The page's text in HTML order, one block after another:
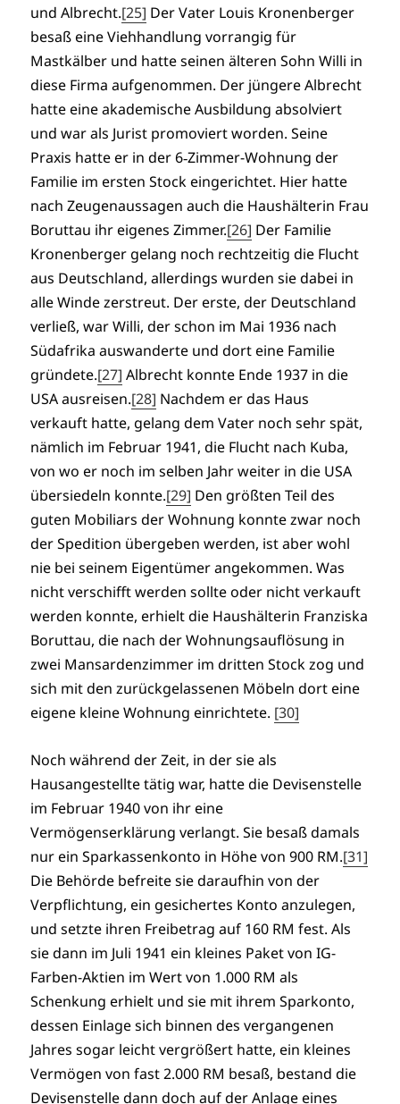
und Albrecht.[25] Der Vater Louis Kronenberger
besaß eine Viehhandlung vorrangig für
Mastkälber und hatte seinen älteren Sohn Willi in
diese Firma aufgenommen. Der jüngere Albrecht
hatte eine akademische Ausbildung absolviert
und war als Jurist promoviert worden. Seine
Praxis hatte er in der 6‑Zimmer-Wohnung der
Familie im ersten Stock eingerichtet. Hier hatte
nach Zeugenaussagen auch die Haushälterin Frau
Boruttau ihr eigenes Zimmer.[26] Der Familie
Kronenberger gelang noch rechtzeitig die Flucht
aus Deutschland, allerdings wurden sie dabei in
alle Winde zerstreut. Der erste, der Deutschland
verließ, war Willi, der schon im Mai 1936 nach
Südafrika auswanderte und dort eine Familie
gründete.[27] Albrecht konnte Ende 1937 in die
USA ausreisen.[28] Nachdem er das Haus
verkauft hatte, gelang dem Vater noch sehr spät,
nämlich im Februar 1941, die Flucht nach Kuba,
von wo er noch im selben Jahr weiter in die USA
übersiedeln konnte.[29] Den größten Teil des
guten Mobiliars der Wohnung konnte zwar noch
der Spedition übergeben werden, ist aber wohl
nie bei seinem Eigentümer angekommen. Was
nicht verschifft werden sollte oder nicht verkauft
werden konnte, erhielt die Haushälterin Franziska
Boruttau, die nach der Wohnungsauflösung in
zwei Mansardenzimmer im dritten Stock zog und
sich mit den zurückgelassenen Möbeln dort eine
eigene kleine Wohnung einrichtete. [30]
Noch während der Zeit, in der sie als
Hausangestellte tätig war, hatte die Devisenstelle
im Februar 1940 von ihr eine
Vermögenserklärung verlangt. Sie besaß damals
nur ein Sparkassenkonto in Höhe von 900 RM.[31]
Die Behörde befreite sie daraufhin von der
Verpflichtung, ein gesichertes Konto anzulegen,
und setzte ihren Freibetrag auf 160 RM fest. Als
sie dann im Juli 1941 ein kleines Paket von IG-
Farben-Aktien im Wert von 1.000 RM als
Schenkung erhielt und sie mit ihrem Sparkonto,
dessen Einlage sich binnen des vergangenen
Jahres sogar leicht vergrößert hatte, ein kleines
Vermögen von fast 2.000 RM besaß, bestand die
Devisenstelle dann doch auf der Anlage eines